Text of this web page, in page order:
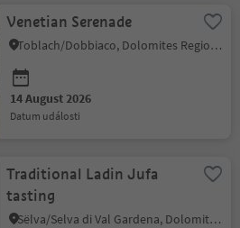
Venetian Serenade
Toblach/Dobbiaco, Dolomites Region 3 Zinnen
14 August 2026
datum události
Traditional Ladin Jufa
tasting
Sëlva/Selva di Val Gardena, Dolomites Region Val Gardena